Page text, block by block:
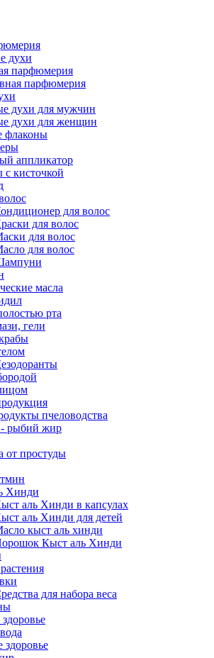
духи
парфюмерия
парфюмерия
духи для мужчин
духи для женщин
флаконы
аппликатор
кисточкой
для волос
для волос
для волос
для волос
масла
рта
гели
пчеловодства
рыбий жир
от простуды
Хинди
аль Хинди в капсулах
аль Хинди для детей
кыст аль хинди
Кыст аль Хинди
для набора веса